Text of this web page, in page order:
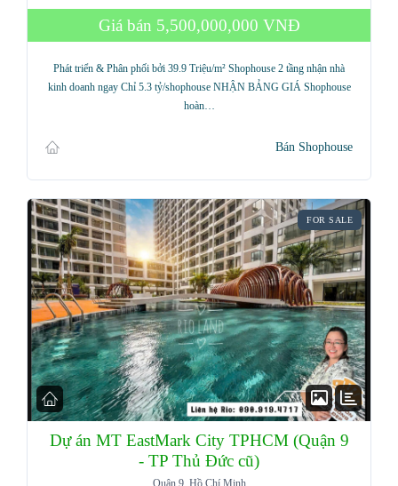
Giá bán 5,500,000,000 VNĐ
Phát triển & Phân phối bởi 39.9 Triệu/m² Shophouse 2 tầng nhận nhà
kinh doanh ngay Chỉ 5.3 tỷ/shophouse NHẬN BẢNG GIÁ Shophouse
hoàn…
Bán Shophouse
FOR SALE
Dự án MT EastMark City TPHCM (Quận 9
- TP Thủ Đức cũ)
Quận 9, Hồ Chí Minh